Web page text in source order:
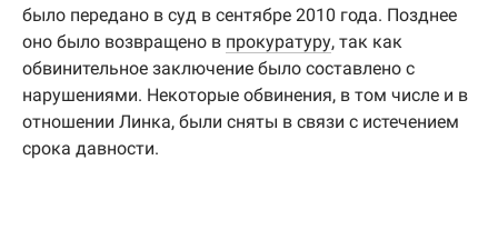
было передано в суд в сентябре 2010 года. Позднее
оно было возвращено в прокуратуру, так как
обвинительное заключение было составлено с
нарушениями. Некоторые обвинения, в том числе и в
отношении Линка, были сняты в связи с истечением
срока давности.